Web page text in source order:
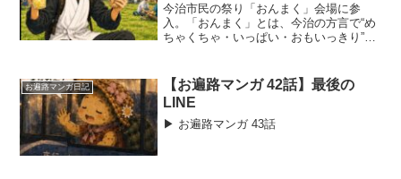
今治市民の祭り「おんまく」会場に参
入。「おんまく」とは、今治の方言で“め
ちゃくちゃ・いっぱい・おもいっきり”と
が率いる生徒さんやご両親とも交流！予
定外の日ほど、旅っ...
お遍路マンガ日記
【お遍路マンガ 42話】最後の
LINE
▶︎ お遍路マンガ 43話